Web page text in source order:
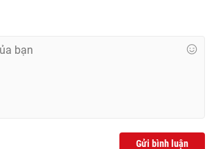
Gửi bình luận